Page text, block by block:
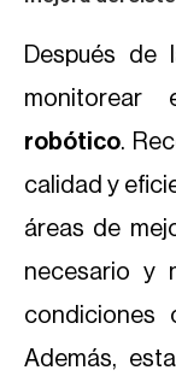
Después de
robótico.
calidad y
áreas de
necesario y
condiciones
Además,